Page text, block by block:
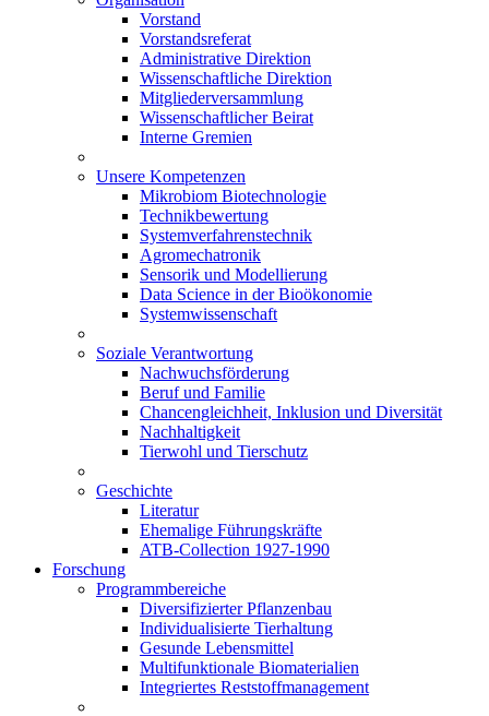
Vorstand
Vorstandsreferat
Administrative Direktion
Wissenschaftliche Direktion
Mitgliederversammlung
Wissenschaftlicher Beirat
Interne Gremien
Unsere Kompetenzen
Mikrobiom Biotechnologie
Technikbewertung
Systemverfahrenstechnik
Agromechatronik
Sensorik und Modellierung
Data Science in der Bioökonomie
Systemwissenschaft
Soziale Verantwortung
Nachwuchsförderung
Beruf und Familie
Chancengleichheit, Inklusion und Diversität
Nachhaltigkeit
Tierwohl und Tierschutz
Geschichte
Literatur
Ehemalige Führungskräfte
ATB-Collection 1927-1990
Forschung
Programmbereiche
Diversifizierter Pflanzenbau
Individualisierte Tierhaltung
Gesunde Lebensmittel
Multifunktionale Biomaterialien
Integriertes Reststoffmanagement